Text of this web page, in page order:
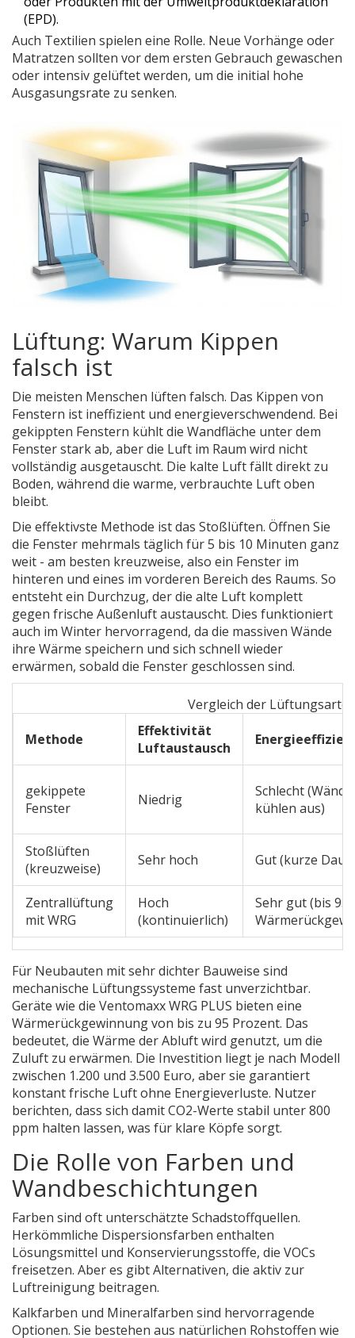
(EPD).
Auch Textilien spielen eine Rolle. Neue Vorhänge oder
Matratzen sollten vor dem ersten Gebrauch gewaschen
oder intensiv gelüftet werden, um die initial hohe
Ausgasungsrate zu senken.
Lüftung: Warum Kippen
falsch ist
Die meisten Menschen lüften falsch. Das Kippen von
Fenstern ist ineffizient und energieverschwendend. Bei
gekippten Fenstern kühlt die Wandfläche unter dem
Fenster stark ab, aber die Luft im Raum wird nicht
vollständig ausgetauscht. Die kalte Luft fällt direkt zu
Boden, während die warme, verbrauchte Luft oben
bleibt.
Die effektivste Methode ist das Stoßlüften. Öffnen Sie
die Fenster mehrmals täglich für 5 bis 10 Minuten ganz
weit - am besten kreuzweise, also ein Fenster im
hinteren und eines im vorderen Bereich des Raums. So
entsteht ein Durchzug, der die alte Luft komplett
gegen frische Außenluft austauscht. Dies funktioniert
auch im Winter hervorragend, da die massiven Wände
ihre Wärme speichern und sich schnell wieder
erwärmen, sobald die Fenster geschlossen sind.
Vergleich der
Methode
Effektivität
Luftaustausch
gekippete
Fenster
Niedrig
Schlecht (Wände
kühlen aus)
Stoßlüften
(kreuzweise)
Sehr hoch Gut (kurze
Zentrallüftung
mit WRG
Hoch
(kontinuierlich)
Sehr gut (bis
Für Neubauten mit sehr dichter Bauweise sind
mechanische Lüftungssysteme fast unverzichtbar.
Geräte wie die Ventomaxx WRG PLUS bieten eine
Wärmerückgewinnung von bis zu 95 Prozent. Das
bedeutet, die Wärme der Abluft wird genutzt, um die
Zuluft zu erwärmen. Die Investition liegt je nach Modell
zwischen 1.200 und 3.500 Euro, aber sie garantiert
konstant frische Luft ohne Energieverluste. Nutzer
berichten, dass sich damit CO2-Werte stabil unter 800
ppm halten lassen, was für klare Köpfe sorgt.
Die Rolle von Farben und
Wandbeschichtungen
Farben sind oft unterschätzte Schadstoffquellen.
Herkömmliche Dispersionsfarben enthalten
Lösungsmittel und Konservierungsstoffe, die VOCs
freisetzen. Aber es gibt Alternativen, die aktiv zur
Luftreinigung beitragen.
Kalkfarben und Mineralfarben sind hervorragende
Optionen. Sie bestehen aus natürlichen Rohstoffen wie